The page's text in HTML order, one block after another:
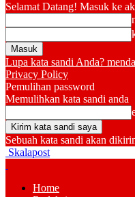
Selamat Datang! Masuk ke
Lupa kata sandi Anda?
Privacy Policy
Pemulihan password
Memulihkan kata sandi anda
Sebuah kata sandi akan
Skalapost
Home